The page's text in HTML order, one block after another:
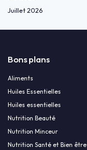
Juillet 2026
Bons plans
Aliments
Huiles Essentielles
Huiles essentielles
Nutrition Beauté
Nutrition Minceur
Nutrition Santé et Bien être